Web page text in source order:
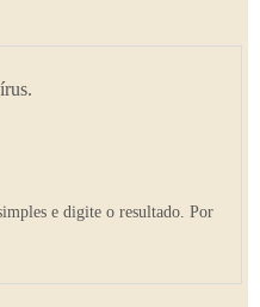
e digite o resultado. Por